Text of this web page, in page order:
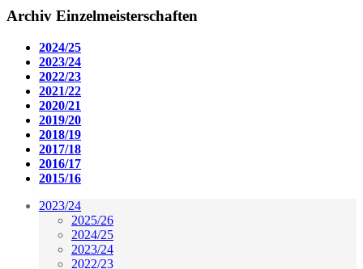
Archiv Einzelmeisterschaften
2024/25
2023/24
2022/23
2021/22
2020/21
2019/20
2018/19
2017/18
2016/17
2015/16
2023/24
2025/26
2024/25
2023/24
2022/23